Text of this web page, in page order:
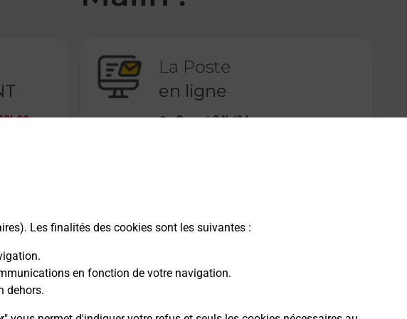
Les finalités des cookies sont les suivantes :
en fonction de votre navigation.
dehors.
La Poste
en ligne
Ouvert 24h/24